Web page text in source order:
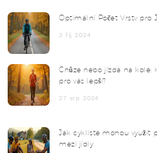
Optimální Počet Vrstv pro
3 říj 2024
Chůze nebo jízda na kole:
pro vás lepší?
27 srp 2024
Jak cyklisté mohou využít
mezi jídly